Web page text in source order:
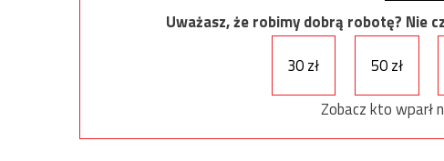
Uważasz, że robimy dobrą robotę? Nie
30 zł
50 zł
Zobacz kto wparł